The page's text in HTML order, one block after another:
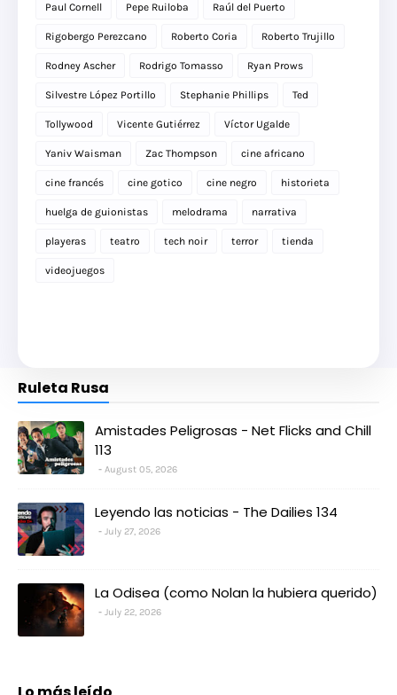
Paul Cornell Pepe Ruiloba Raúl del Puerto
Rigobergo Perezcano Roberto Coria Roberto Trujillo
Rodney Ascher Rodrigo Tomasso Ryan Prows
Silvestre López Portillo Stephanie Phillips Ted
Tollywood Vicente Gutiérrez Víctor Ugalde
Yaniv Waisman Zac Thompson cine africano
cine francés cine gotico cine negro historieta
huelga de guionistas melodrama narrativa
playeras teatro tech noir terror tienda
videojuegos
Ruleta Rusa
Amistades Peligrosas - Net Flicks and Chill
113
August 05, 2026
Leyendo las noticias - The Dailies 134
July 27, 2026
La Odisea (como Nolan la hubiera querido)
July 22, 2026